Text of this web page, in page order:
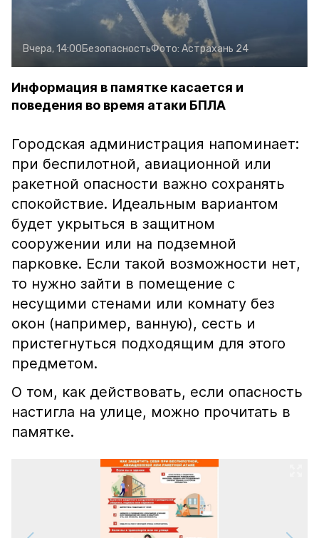
Вчера, 14:00БезопасностьФото: Астрахань 24
Информация в памятке касается и
поведения во время атаки БПЛА
Городская администрация напоминает:
при беспилотной, авиационной или
ракетной опасности важно сохранять
спокойствие. Идеальным вариантом
будет укрыться в защитном
сооружении или на подземной
парковке. Если такой возможности нет,
то нужно зайти в помещение с
несущими стенами или комнату без
окон (например, ванную), сесть и
пристегнуться подходящим для этого
предметом.
О том, как действовать, если опасность
настигла на улице, можно прочитать в
памятке.